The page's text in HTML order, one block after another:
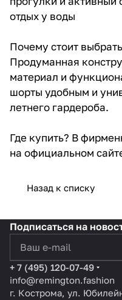
отдых у воды
Почему стоит выбрать
Продуманная
материал и
шорты удобным и
летнего гардероба.
Где купить? В
на официальном
Назад к списку
Подписаться на
+ 7 (495) 120-07-49
info@remington.fashion
г. Кострома, ул.